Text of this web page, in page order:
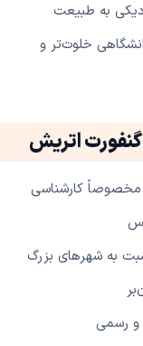
به طبیعت
خلوت‌تر و
اتریش
مخصوصاً کارشناسی
به شهرهای بزرگ
و رسمی